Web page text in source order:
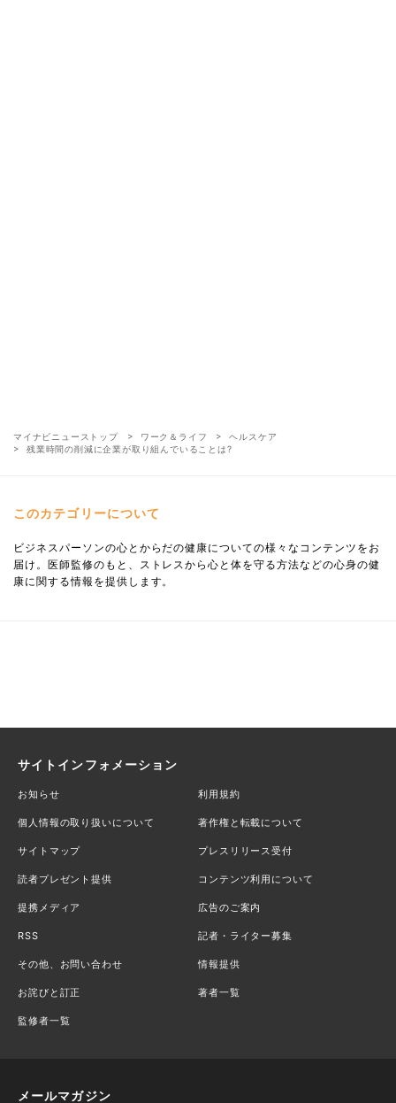
マイナビニューストップ ワーク＆ライフ
ヘルスケア
残業時間の削減に企業が取り組んでいることは?
このカテゴリーについて
ビジネスパーソンの心とからだの健康についての様々なコンテンツをお
届け。医師監修のもと、ストレスから心と体を守る方法などの心身の健
康に関する情報を提供します。
サイトインフォメーション
お知らせ 利用規約
個人情報の取り扱いについて 著作権と転載について
サイトマップ プレスリリース受付
読者プレゼント提供 コンテンツ利用について
提携メディア 広告のご案内
RSS 記者・ライター募集
その他、お問い合わせ 情報提供
お詫びと訂正 著者一覧
監修者一覧
メールマガジン